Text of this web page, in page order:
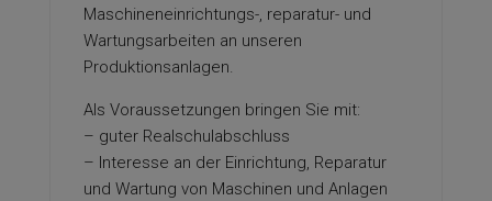
Maschineneinrichtungs-, reparatur- und
Wartungsarbeiten an unseren
Produktionsanlagen.
Als Voraussetzungen bringen Sie mit:
– guter Realschulabschluss
– Interesse an der Einrichtung, Reparatur
und Wartung von Maschinen und Anlagen